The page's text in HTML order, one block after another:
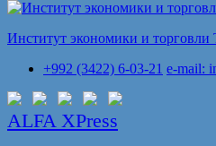
Институт экономики и торговли
+992 (3422) 6-03-21 e-mail:
ALFA XPress